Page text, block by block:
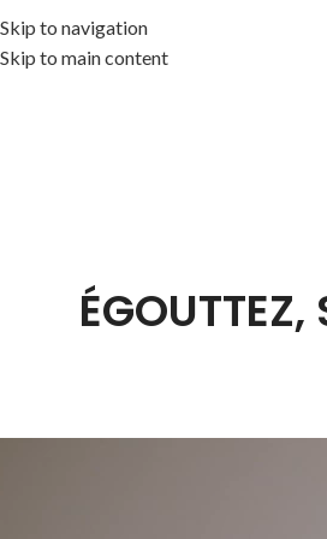
Skip to navigation
Skip to main content
ÉGOUTTEZ,